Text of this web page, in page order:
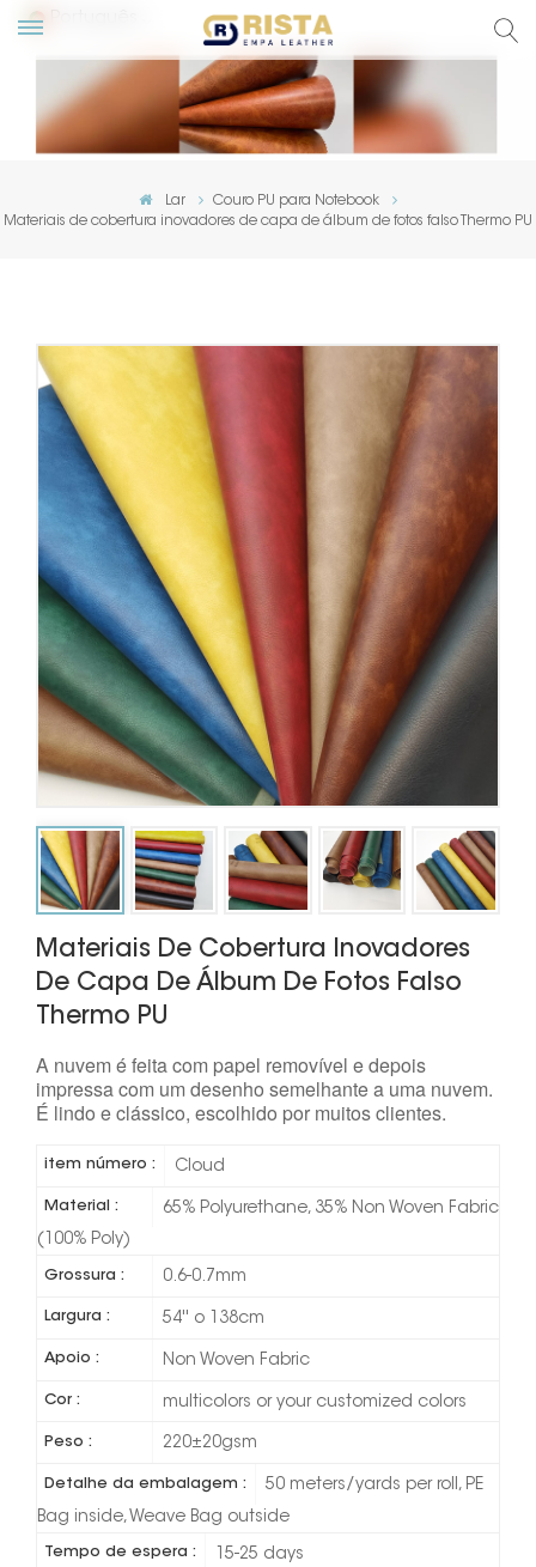
Lar
Couro PU para Notebook
Materiais de cobertura inovadores de capa de álbum de fotos falso Thermo PU
Materiais De Cobertura Inovadores
De Capa De Álbum De Fotos Falso
Thermo PU
A nuvem é feita com papel removível e depois
impressa com um desenho semelhante a uma nuvem.
É lindo e clássico, escolhido por muitos clientes.
item número : Cloud
Material :
65% Polyurethane, 35% Non Woven Fabric
(100% Poly)
Grossura : 0.6-0.7mm
Largura : 54'' o 138cm
Apoio : Non Woven Fabric
Cor : multicolors or your customized colors
Peso : 220±20gsm
Detalhe da embalagem :
50 meters/yards per roll, PE
Bag inside, Weave Bag outside
Tempo de espera : 15-25 days